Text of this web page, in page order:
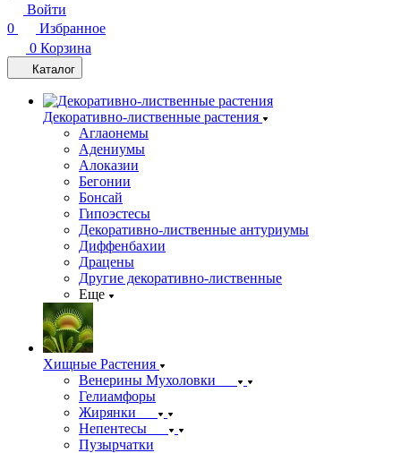
Войти
0
Избранное
0 Корзина
Каталог
Декоративно-лиственные растения
Аглаонемы
Адениумы
Алоказии
Бегонии
Бонсай
Гипоэстесы
Декоративно-лиственные антуриумы
Диффенбахии
Драцены
Другие декоративно-лиственные
Еще
Хищные Растения
Венерины Мухоловки
Гелиамфоры
Жирянки
Непентесы
Пузырчатки